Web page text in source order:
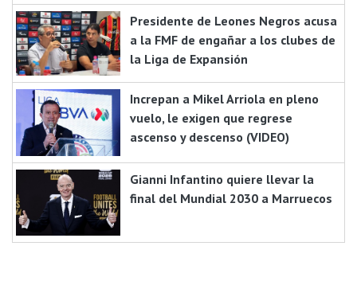
Presidente de Leones Negros acusa
a la FMF de engañar a los clubes de
la Liga de Expansión
Increpan a Mikel Arriola en pleno
vuelo, le exigen que regrese
ascenso y descenso (VIDEO)
Gianni Infantino quiere llevar la
final del Mundial 2030 a Marruecos